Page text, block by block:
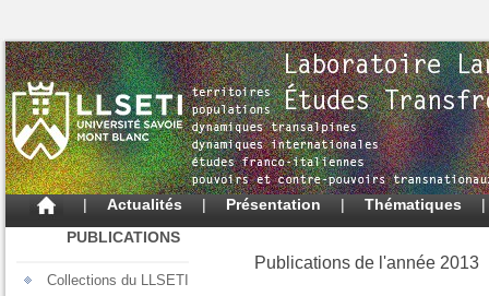
| Actualités | Présentation | Thématiques
PUBLICATIONS
Collections du LLSETI
Publications de l'année 2013